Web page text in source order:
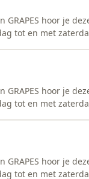
hoor je
tot en met
hoor je
tot en met
hoor je
tot en met